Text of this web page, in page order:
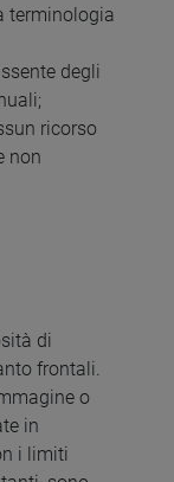
terminologia
degli
ricorso
non
di
frontali.
o
in
i limiti